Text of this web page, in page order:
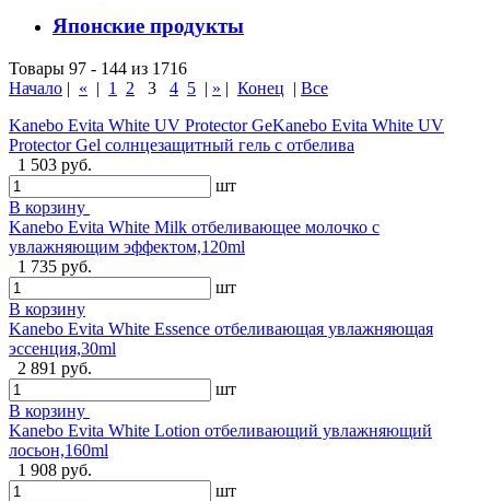
Японские продукты
Товары 97 - 144 из 1716
Начало | « | 1 2 3 4 5 | » | Конец | Все
Kanebo Evita White UV Protector GeKanebo Evita White UV
Protector Gel солнцезащитный гель с отбелива
1 503 руб.
шт
В корзину
Kanebo Evita White Milk отбеливающее молочко с
увлажняющим эффектом,120ml
1 735 руб.
шт
В корзину
Kanebo Evita White Essence отбеливающая увлажняющая
эссенция,30ml
2 891 руб.
шт
В корзину
Kanebo Evita White Lotion отбеливающий увлажняющий
лосьон,160ml
1 908 руб.
шт